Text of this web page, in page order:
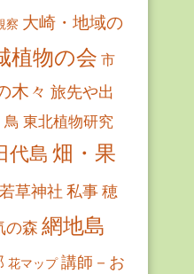
察 大崎・地域の
植物の会 市
木々 旅先や出
東北植物研究
代島 畑・果
草神社 私事穂
の森 網地島
花マップ 講師－お